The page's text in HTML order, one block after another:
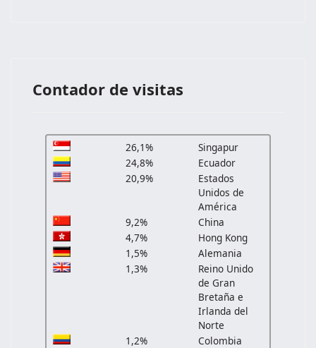
Contador de visitas
26,1%
Singapur
24,8%
Ecuador
20,9%
Estados
Unidos de
América
9,2%
China
4,7%
Hong Kong
1,5%
Alemania
1,3%
Reino Unido
de Gran
Bretaña e
Irlanda del
Norte
1,2%
Colombia